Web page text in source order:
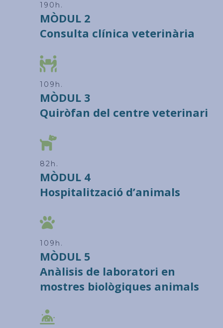
210h.
MÒDUL 2
Consulta clínica veterinària
120h.
MÒDUL 3
Quiròfan del centre veterinari
90h.
MÒDUL 4
Hospitalització d’animals
120h.
MÒDUL 5
Anàlisis de laboratori en
mostres biològiques animals